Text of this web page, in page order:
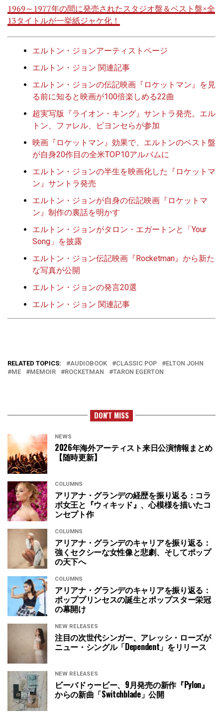
1969～1977年の間に発売されたスタジオ盤＆ベスト盤×全
13タイトルが一挙紙ジャケ化！
エルトン・ジョンアーティストページ
エルトン・ジョン 関連記事
エルトン・ジョンの伝記映画『ロケットマン』を見
る前に知ると映画が100倍楽しめる22曲
超実写版『ライオン・キング』サントラ発売。エル
トン、ファレル、ビヨンセらが参加
映画『ロケットマン』効果で、エルトンのベスト盤
が自身20作目の全米TOP10アルバムに
エルトン・ジョンの半生を映画化した『ロケットマ
ン』サントラ発売
エルトン・ジョンが自身の伝記映画『ロケットマ
ン』制作の裏話を明かす
エルトン・ジョンがタロン・エガートンと「Your
Song」を披露
エルトン・ジョン伝記映画『Rocketman』から新た
な写真が公開
エルトン・ジョンの発言20選
エルトン・ジョン 関連記事
RELATED TOPICS: AUDIOBOOK CLASSIC POP
ELTON JOHN
ME
MEMOIR ROCKETMAN TARON EGERTON
DON'T MISS
NEWS
2026年海外アーティスト来日公演情報まとめ
【随時更新】
COLUMNS
アリアナ・グランデの経歴を振り返る：コラ
ボ女王と『ウィキッド』、心模様を描いたコ
ンセプト作
COLUMNS
アリアナ・グランデのキャリアを振り返る：
強くセクシーな女性像と悲劇、そしてポップ
の天下へ
COLUMNS
アリアナ・グランデのキャリアを振り返る：
ポッププリンセスの誕生とポップスター栄冠
の幕開け
NEW RELEASES
注目の次世代シンガー、アレッシ・ローズが
ニュー・シングル「Dependent」をリリース
NEW RELEASES
ビーバドゥービー、9月発売の新作『Pylon』
からの新曲「Switchblade」公開